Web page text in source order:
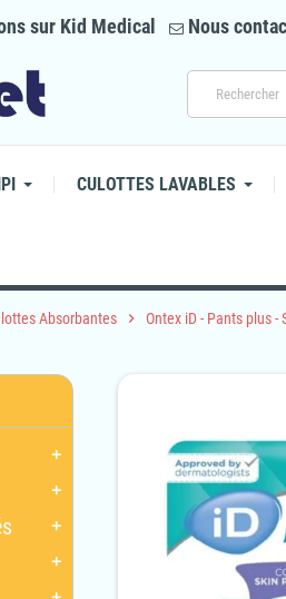
sur Kid Medical Nous
CULOTTES LAVABLES
Absorbantes chevron_right Ontex iD - Pants plus -
add
add
add
add